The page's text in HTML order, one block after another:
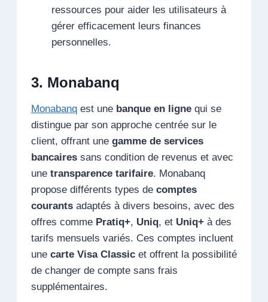
ressources pour aider les utilisateurs à
gérer efficacement leurs finances
personnelles.
3. Monabanq
Monabanq est une banque en ligne qui se
distingue par son approche centrée sur le
client, offrant une gamme de services
bancaires sans condition de revenus et avec
une transparence tarifaire. Monabanq
propose différents types de comptes
courants adaptés à divers besoins, avec des
offres comme Pratiq+, Uniq, et Uniq+ à des
tarifs mensuels variés. Ces comptes incluent
une carte Visa Classic et offrent la possibilité
de changer de compte sans frais
supplémentaires.